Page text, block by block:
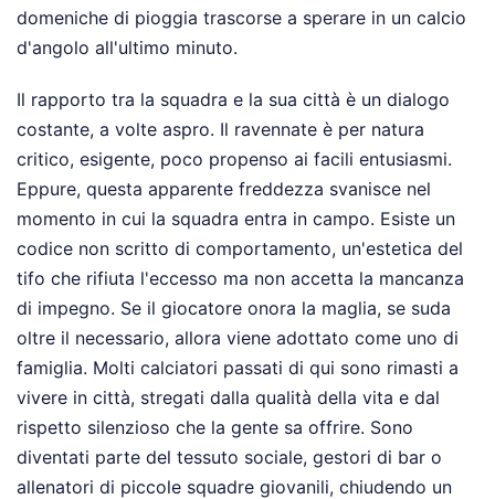
domeniche di pioggia trascorse a sperare in un calcio
d'angolo all'ultimo minuto.
Il rapporto tra la squadra e la sua città è un dialogo
costante, a volte aspro. Il ravennate è per natura
critico, esigente, poco propenso ai facili entusiasmi.
Eppure, questa apparente freddezza svanisce nel
momento in cui la squadra entra in campo. Esiste un
codice non scritto di comportamento, un'estetica del
tifo che rifiuta l'eccesso ma non accetta la mancanza
di impegno. Se il giocatore onora la maglia, se suda
oltre il necessario, allora viene adottato come uno di
famiglia. Molti calciatori passati di qui sono rimasti a
vivere in città, stregati dalla qualità della vita e dal
rispetto silenzioso che la gente sa offrire. Sono
diventati parte del tessuto sociale, gestori di bar o
allenatori di piccole squadre giovanili, chiudendo un